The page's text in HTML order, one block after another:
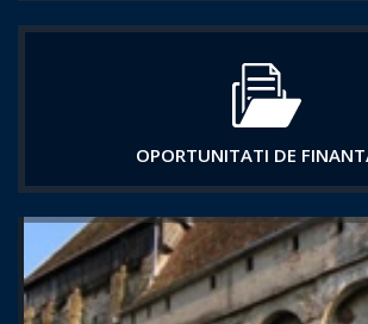
OPORTUNITATI DE